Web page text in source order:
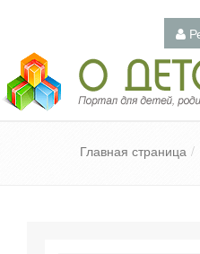
Педагогический портал «О
Главная страница